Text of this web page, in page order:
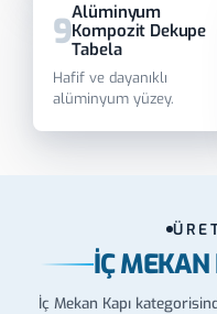
9Alüminyum
Kompozit Dekupe
Tabela
Hafif ve dayanıklı
alüminyum yüzey.
İÇ
İç Mekan Kapı